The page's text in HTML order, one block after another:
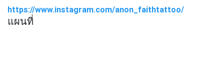
https://www.instagram.com/anon_faithtattoo/
แผนที่